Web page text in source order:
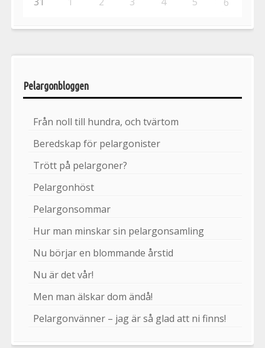
Pelargonbloggen
Från noll till hundra, och tvärtom
Beredskap för pelargonister
Trött på pelargoner?
Pelargonhöst
Pelargonsommar
Hur man minskar sin pelargonsamling
Nu börjar en blommande årstid
Nu är det vår!
Men man älskar dom ändå!
Pelargonvänner – jag är så glad att ni finns!